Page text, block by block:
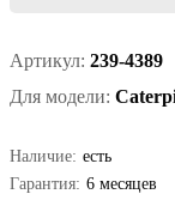
Артикул: 239-4389
Для модели:
Наличие: есть
Гарантия: 6 месяцев